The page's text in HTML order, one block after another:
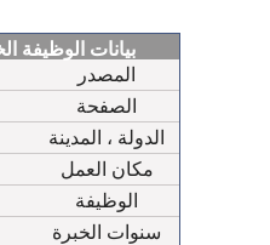
بيانات الوظيفة الخالية
المصدر
الصفحة
الدولة ، المدينة
مكان العمل
الوظيفة
سنوات الخبرة